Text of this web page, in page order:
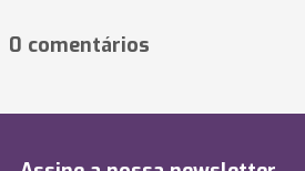
0 comentários